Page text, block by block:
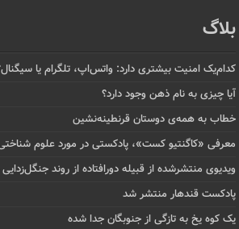
بلاگ
کدام‌یک امنیت بیشتری دارد: واتس‌اپ، تلگرام یا
آیا چیزی به نام ذهن وجود دارد؟
خطاب به همه‌ی دوستان قرنطینه‌نشین
معرفی «کاگنتیو کست»، پادکستی در مورد علوم
ویدیوی منتشرشده از قبیله دورافتاده‌ از روند
پادکست قندهار منتشر شد
یک کوه یخ به تازگی از جنوبگان جدا شده